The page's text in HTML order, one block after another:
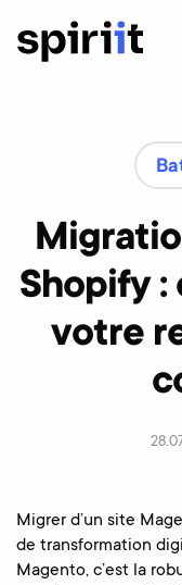
Shopify :
votre
Migrer d’un site
de transformation
Magento, c’est la